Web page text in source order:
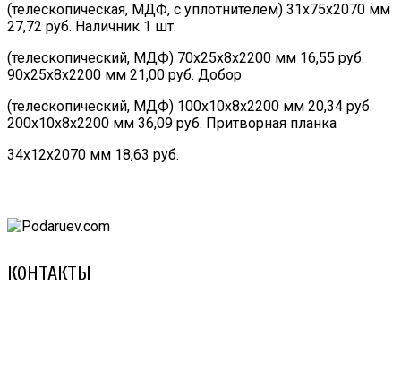
(телескопическая, МДФ, с уплотнителем) 31х75х2070 мм
27,72 руб. Наличник 1 шт.
(телескопический, МДФ) 70х25х8х2200 мм 16,55 руб.
90х25х8х2200 мм 21,00 руб. Добор
(телескопический, МДФ) 100х10х8х2200 мм 20,34 руб.
200х10х8х2200 мм 36,09 руб. Притворная планка
34х12х2070 мм 18,63 руб.
КОНТАКТЫ